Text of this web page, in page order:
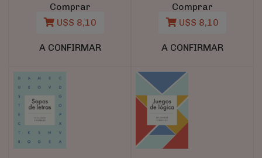
Comprar
U$S 8,10
A CONFIRMAR
Comprar
U$S 8,10
A CONFIRMAR